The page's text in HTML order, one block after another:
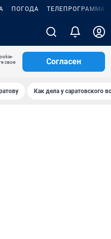
ПОГОДА ТЕЛЕПРОГРАММА
свое
Согласен
Как дела у саратовского